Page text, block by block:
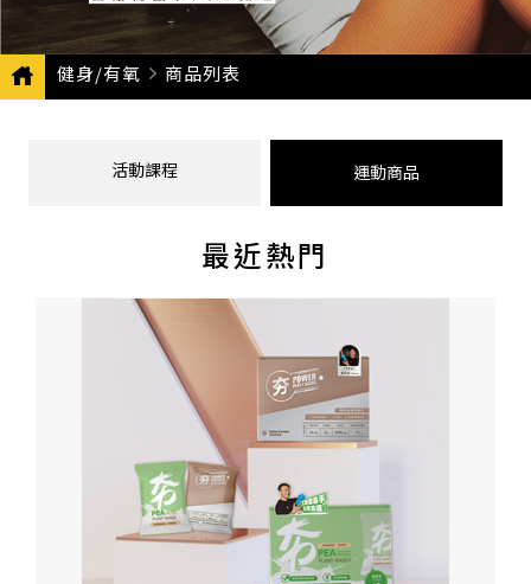
健身/有氧 CURRENT:
商品列表
活動課程 運動商品
最近熱門